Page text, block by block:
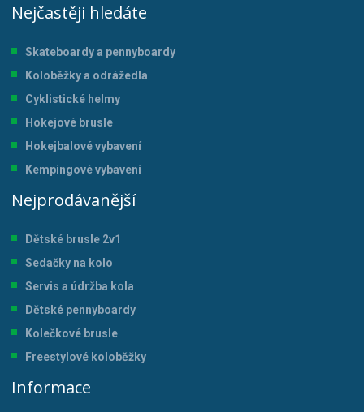
Nejčastěji hledáte
Skateboardy a pennyboardy
Koloběžky a odrážedla
Cyklistické helmy
Hokejové brusle
Hokejbalové vybavení
Kempingové vybavení
Nejprodávanější
Dětské brusle 2v1
Sedačky na kolo
Servis a údržba kola
Dětské pennyboardy
Kolečkové brusle
Freestylové koloběžky
Informace